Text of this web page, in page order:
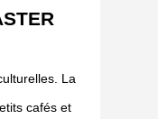
La
cafés et